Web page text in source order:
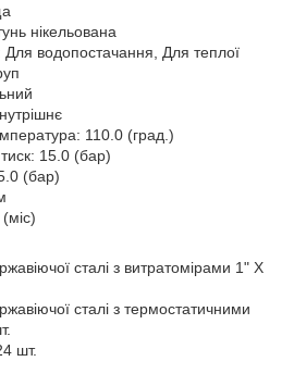
нікельована
водопостачання, Для теплої
110.0 (град.)
15.0 (бар)
(бар)
сталі з витратомірами 1" Х
сталі з термостатичними
шт.